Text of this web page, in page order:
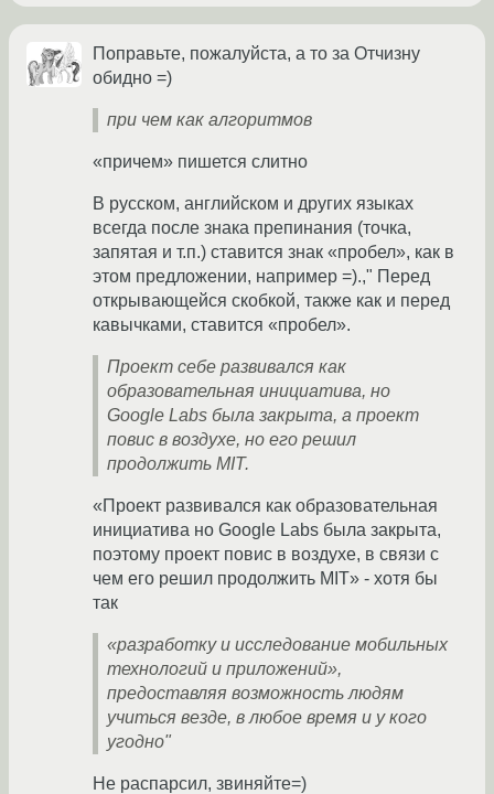
Поправьте, пожалуйста, а то за Отчизну
обидно =)
при чем как алгоритмов
«причем» пишется слитно
В русском, английском и других языках
всегда после знака препинания (точка,
запятая и т.п.) ставится знак «пробел», как в
этом предложении, например =).," Перед
открывающейся скобкой, также как и перед
кавычками, ставится «пробел».
Проект себе развивался как
образовательная инициатива, но
Google Labs была закрыта, а проект
повис в воздухе, но его решил
продолжить MIT.
«Проект развивался как образовательная
инициатива но Google Labs была закрыта,
поэтому проект повис в воздухе, в связи с
чем его решил продолжить MIT» - хотя бы
так
«разработку и исследование мобильных
технологий и приложений»,
предоставляя возможность людям
учиться везде, в любое время и у кого
угодно"
Не распарсил, звиняйте=)